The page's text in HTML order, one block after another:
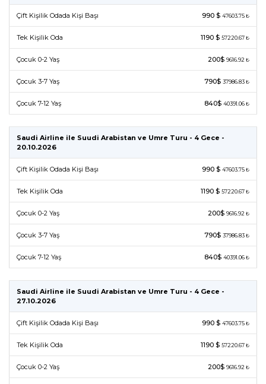
Çift Kişilik Odada Kişi Başı 990 $ 47603.75 ₺
Tek Kişilik Oda 1190 $ 57220.67 ₺
Çocuk 0-2 Yaş 200$ 9616.92 ₺
Çocuk 3-7 Yaş 790$ 37986.83 ₺
Çocuk 7-12 Yaş 840$ 40391.06 ₺
Saudi Airline ile Suudi Arabistan ve Umre Turu - 4 Gece -
20.10.2026
Çift Kişilik Odada Kişi Başı 990 $ 47603.75 ₺
Tek Kişilik Oda 1190 $ 57220.67 ₺
Çocuk 0-2 Yaş 200$ 9616.92 ₺
Çocuk 3-7 Yaş 790$ 37986.83 ₺
Çocuk 7-12 Yaş 840$ 40391.06 ₺
Saudi Airline ile Suudi Arabistan ve Umre Turu - 4 Gece -
27.10.2026
Çift Kişilik Odada Kişi Başı 990 $ 47603.75 ₺
Tek Kişilik Oda 1190 $ 57220.67 ₺
Çocuk 0-2 Yaş 200$ 9616.92 ₺